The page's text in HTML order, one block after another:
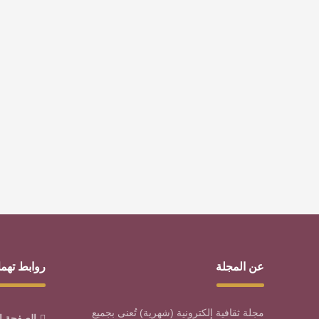
عن المجلة
مجلة ثقافية إلكترونية (شهرية) تُعنى بجميع
روابط